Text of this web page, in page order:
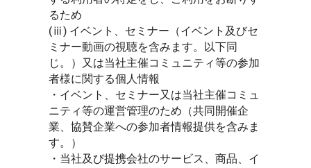
るため
(ⅲ) イベント、セミナー（イベント及びセ
ミナー動画の視聴を含みます。以下同
じ。）又は当社主催コミュニティ等の参加
者様に関する個人情報
・イベント、セミナー又は当社主催コミュ
ニティ等の運営管理のため（共同開催企
業、協賛企業への参加者情報提供を含みま
す。）
・当社及び提携会社のサービス、商品、イ